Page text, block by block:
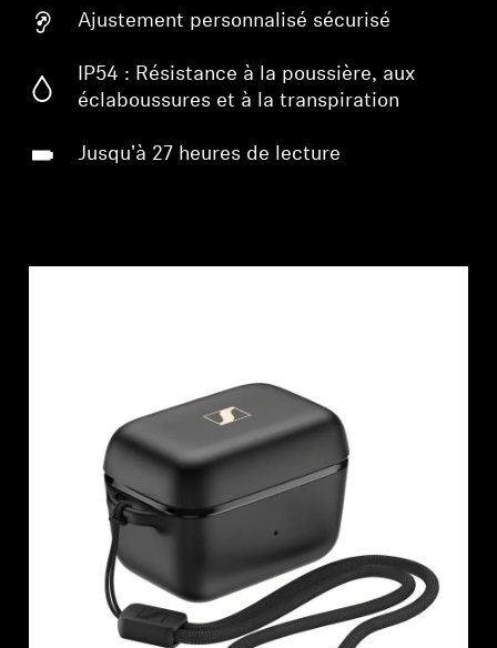
Ajustement personnalisé sécurisé
IP54 : Résistance à la poussière, aux
éclaboussures et à la transpiration
Jusqu'à 27 heures de lecture